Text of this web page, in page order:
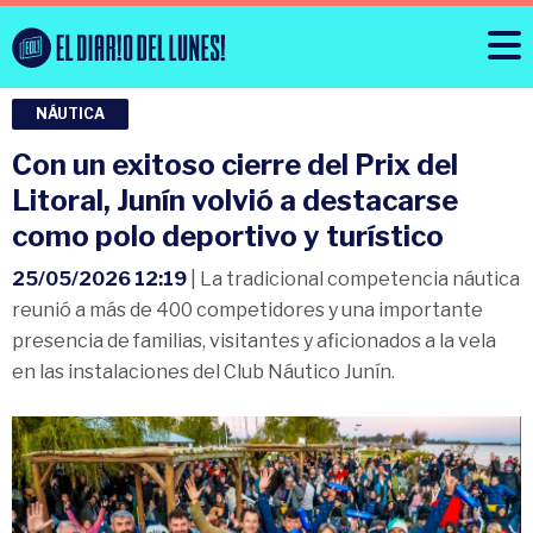
NÁUTICA
Con un exitoso cierre del Prix del
Litoral, Junín volvió a destacarse
como polo deportivo y turístico
25/05/2026 12:19 | La tradicional competencia náutica
reunió a más de 400 competidores y una importante
presencia de familias, visitantes y aficionados a la vela
en las instalaciones del Club Náutico Junín.